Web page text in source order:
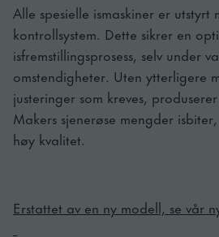
Alle spesielle ismaskiner er utstyrt
kontrollsystem. Dette sikrer en
isfremstillingsprosess, selv under
omstendigheter. Uten ytterligere
justeringer som kreves,
Makers sjenerøse mengder
høy kvalitet.
Erstattet av en ny modell, se vår